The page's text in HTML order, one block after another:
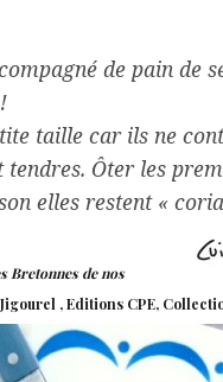
de pain de
taille car ils ne
Ôter les
elles restent «
Bretonnes de nos
, Editions CPE,